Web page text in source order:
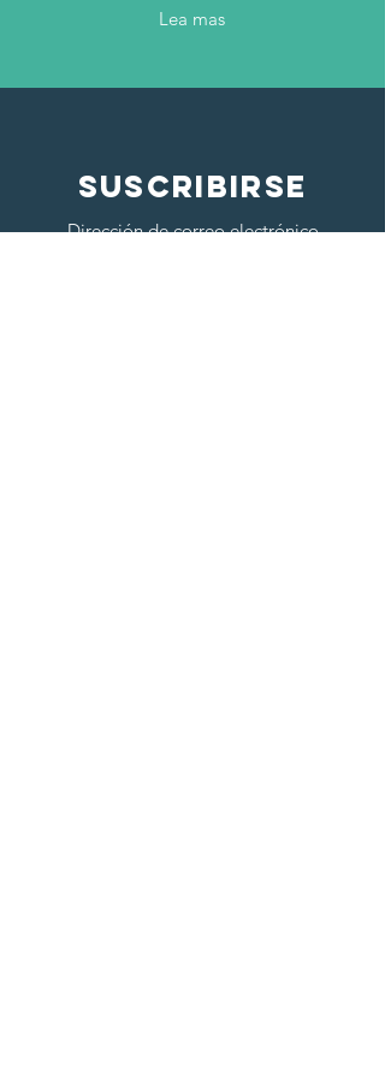
Lea mas
SUSCRIBIRSE
Dirección de correo electrónico